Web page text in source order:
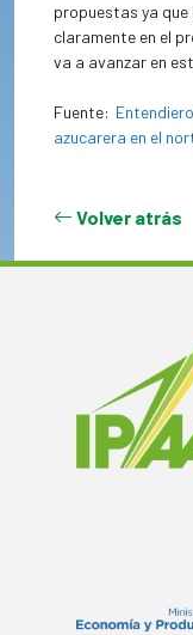
propuestas ya que
claramente en el
va a avanzar en
Fuente:
azucarera en el
Volver atrás